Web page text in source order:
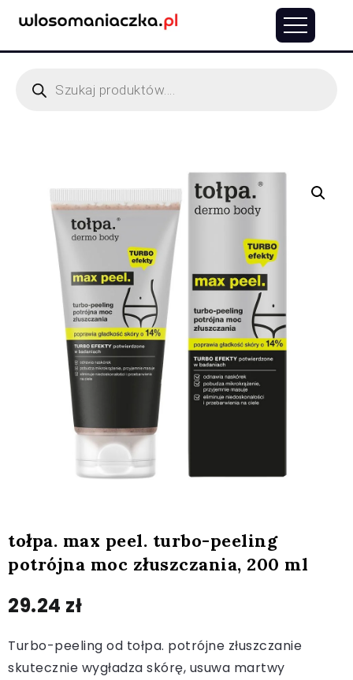
tołpa. max peel. turbo-peeling
potrójna moc złuszczania, 200 ml
29.24 zł
Turbo-peeling od tołpa. potrójne złuszczanie
skutecznie wygładza skórę, usuwa martwy